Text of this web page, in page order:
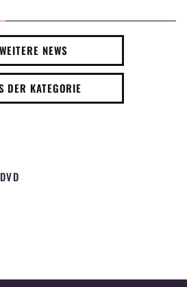
WEITERE NEWS
DER KATEGORIE